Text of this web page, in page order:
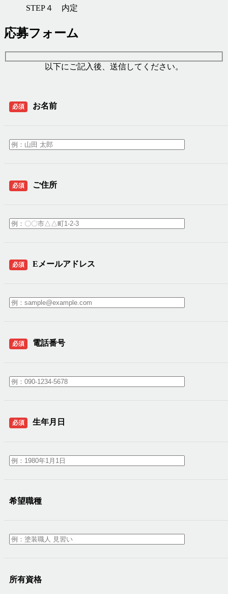
STEP４ 内定
応募フォーム
以下にご記入後、送信してください。
必須 お名前
必須 ご住所
必須 Eメールアドレス
必須 電話番号
必須 生年月日
希望職種
所有資格